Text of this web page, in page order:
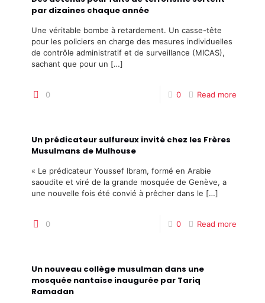
par dizaines chaque année
Une véritable bombe à retardement. Un casse-tête
pour les policiers en charge des mesures individuelles
de contrôle administratif et de surveillance (MICAS),
sachant que pour un […]
0 0 Read more
Un prédicateur sulfureux invité chez les Frères
Musulmans de Mulhouse
« Le prédicateur Youssef Ibram, formé en Arabie
saoudite et viré de la grande mosquée de Genève, a
une nouvelle fois été convié à prêcher dans le […]
0 0 Read more
Un nouveau collège musulman dans une
mosquée nantaise inaugurée par Tariq
Ramadan